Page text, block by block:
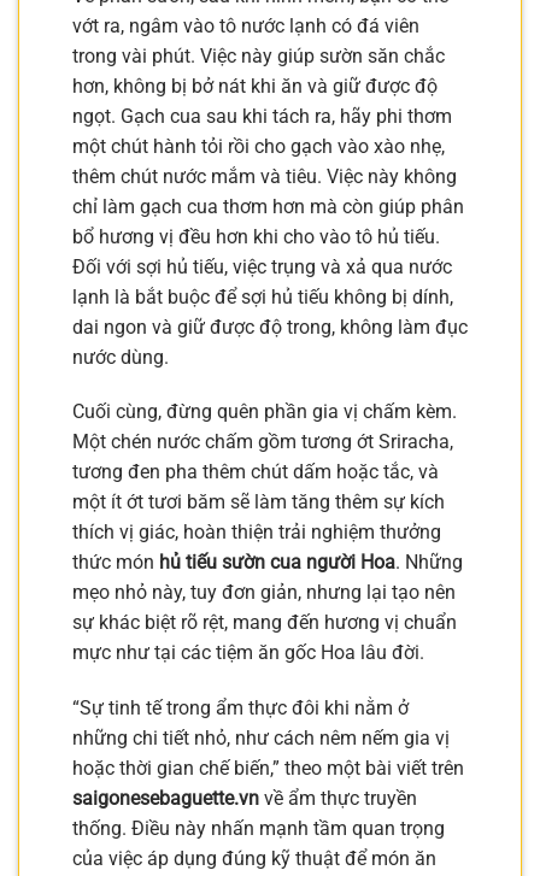
vớt ra, ngâm vào tô nước lạnh có đá viên
trong vài phút. Việc này giúp sườn săn chắc
hơn, không bị bở nát khi ăn và giữ được độ
ngọt. Gạch cua sau khi tách ra, hãy phi thơm
một chút hành tỏi rồi cho gạch vào xào nhẹ,
thêm chút nước mắm và tiêu. Việc này không
chỉ làm gạch cua thơm hơn mà còn giúp phân
bổ hương vị đều hơn khi cho vào tô hủ tiếu.
Đối với sợi hủ tiếu, việc trụng và xả qua nước
lạnh là bắt buộc để sợi hủ tiếu không bị dính,
dai ngon và giữ được độ trong, không làm đục
nước dùng.
Cuối cùng, đừng quên phần gia vị chấm kèm.
Một chén nước chấm gồm tương ớt Sriracha,
tương đen pha thêm chút dấm hoặc tắc, và
một ít ớt tươi băm sẽ làm tăng thêm sự kích
thích vị giác, hoàn thiện trải nghiệm thưởng
thức món hủ tiếu sườn cua người Hoa. Những
mẹo nhỏ này, tuy đơn giản, nhưng lại tạo nên
sự khác biệt rõ rệt, mang đến hương vị chuẩn
mực như tại các tiệm ăn gốc Hoa lâu đời.
“Sự tinh tế trong ẩm thực đôi khi nằm ở
những chi tiết nhỏ, như cách nêm nếm gia vị
hoặc thời gian chế biến,” theo một bài viết trên
saigonesebaguette.vn về ẩm thực truyền
thống. Điều này nhấn mạnh tầm quan trọng
của việc áp dụng đúng kỹ thuật để món ăn